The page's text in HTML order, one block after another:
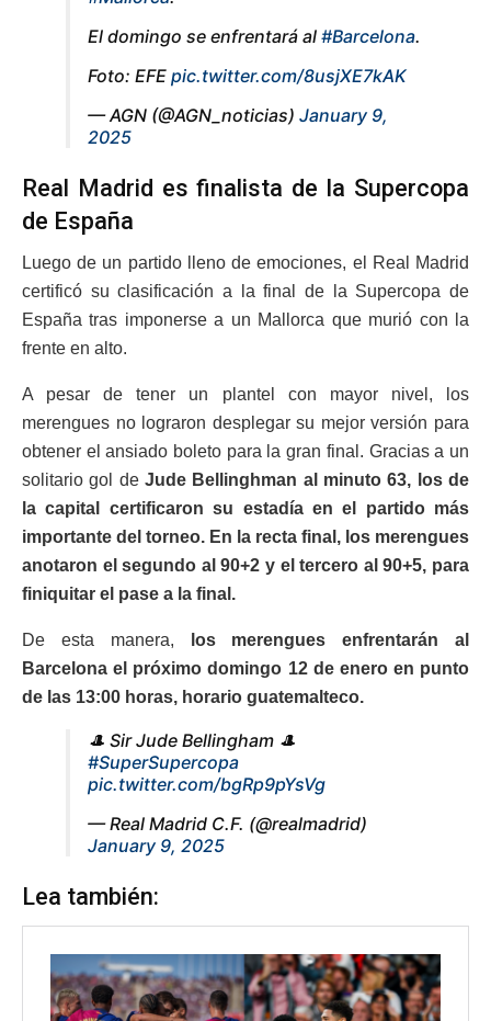
El domingo se enfrentará al #Barcelona.
Foto: EFE pic.twitter.com/8usjXE7kAK
— AGN (@AGN_noticias) January 9,
2025
Real Madrid es finalista de la Supercopa
de España
Luego de un partido lleno de emociones, el Real Madrid
certificó su clasificación a la final de la Supercopa de
España tras imponerse a un Mallorca que murió con la
frente en alto.
A pesar de tener un plantel con mayor nivel, los
merengues no lograron desplegar su mejor versión para
obtener el ansiado boleto para la gran final. Gracias a un
solitario gol de Jude Bellinghman al minuto 63, los de
la capital certificaron su estadía en el partido más
importante del torneo. En la recta final, los merengues
anotaron el segundo al 90+2 y el tercero al 90+5, para
finiquitar el pase a la final.
De esta manera, los merengues enfrentarán al
Barcelona el próximo domingo 12 de enero en punto
de las 13:00 horas, horario guatemalteco.
🎩 Sir Jude Bellingham 🎩
#SuperSupercopa
pic.twitter.com/bgRp9pYsVg
— Real Madrid C.F. (@realmadrid)
January 9, 2025
Lea también: